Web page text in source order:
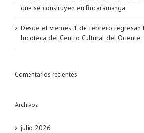
que se construyen en Bucaramanga
Desde el viernes 1 de febrero regresan
ludoteca del Centro Cultural del Oriente
Comentarios recientes
Archivos
julio 2026